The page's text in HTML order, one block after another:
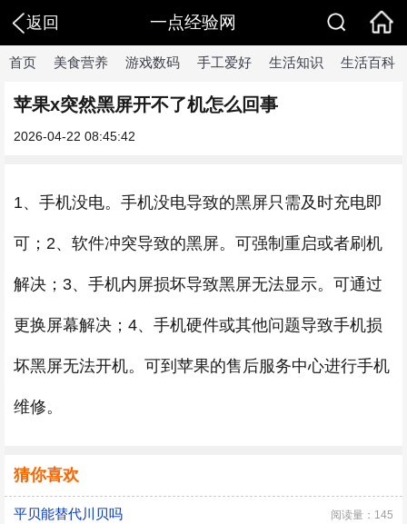
返回 一点经验网
首页 美食营养 游戏数码 手工爱好 生活知识 生活百科
苹果x突然黑屏开不了机怎么回事
2026-04-22 08:45:42
1、手机没电。手机没电导致的黑屏只需及时充电即
可；2、软件冲突导致的黑屏。可强制重启或者刷机
解决；3、手机内屏损坏导致黑屏无法显示。可通过
更换屏幕解决；4、手机硬件或其他问题导致手机损
坏黑屏无法开机。可到苹果的售后服务中心进行手机
维修。
猜你喜欢
平贝能替代川贝吗 阅读量：145